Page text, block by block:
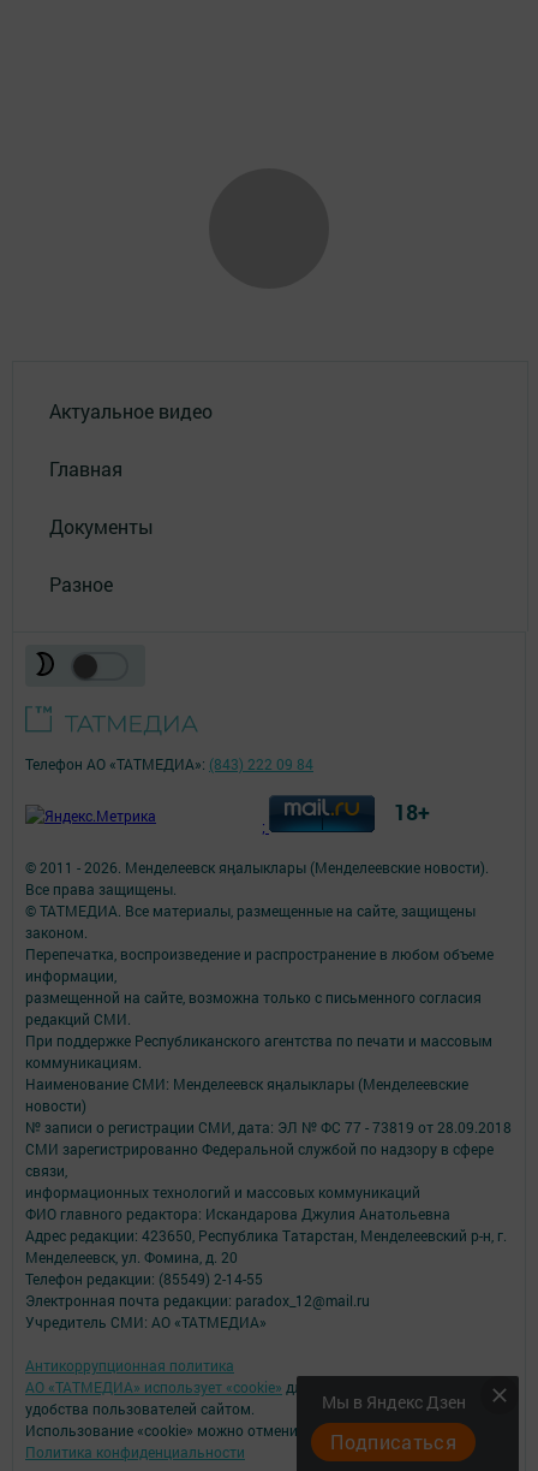
Актуальное видео
Главная
Документы
Разное
Мы в Яндекс Дзен
Подписаться
© 2011 - 2026. Менделеевск яӊалыклары (Менделеевские новости).
Все права защищены.
© ТАТМЕДИА. Все материалы, размещенные на сайте, защищены
законом.
Перепечатка, воспроизведение и распространение в любом объеме
информации,
размещенной на сайте, возможна только с письменного согласия
редакций СМИ.
При поддержке Республиканского агентства по печати и массовым
коммуникациям.
Наименование СМИ: Менделеевск яӊалыклары (Менделеевские
новости)
№ записи о регистрации СМИ, дата: ЭЛ № ФС 77 - 73819 от 28.09.2018
СМИ зарегистрированно Федеральной службой по надзору в сфере
связи,
информационных технологий и массовых коммуникаций
ФИО главного редактора: Искандарова Джулия Анатольевна
Адрес редакции: 423650, Республика Татарстан, Менделеевский р-н, г.
Менделеевск, ул. Фомина, д. 20
Телефон редакции: (85549) 2-14-55
Электронная почта редакции: paradox_12@mail.ru
Учредитель СМИ: АО «ТАТМЕДИА»
Антикоррупционная политика
АО «ТАТМЕДИА» использует «cookie» для персонализации сервисов и
удобства пользователей сайтом.
Использование «cookie» можно отменить в настройках браузера.
Политика конфиденциальности
Телефон АО «ТАТМЕДИА»: (843) 222 09 84
; 18+